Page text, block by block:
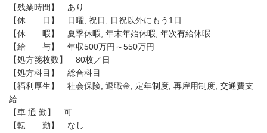
【残業時間】 あり
【休 日】 日曜, 祝日, 日祝以外にもう1日
【休 暇】 夏季休暇, 年末年始休暇, 年次有給休暇
【給 与】 年収500万円～550万円
【処方箋枚数】 80枚／日
【処方科目】 総合科目
【福利厚生】 社会保険, 退職金, 定年制度, 再雇用制度, 交通費支
給
【車 通 勤】 可
【転 勤】 なし